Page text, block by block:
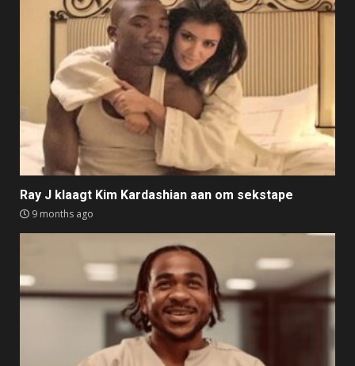
Ray J klaagt Kim Kardashian aan om sekstape
9 months ago